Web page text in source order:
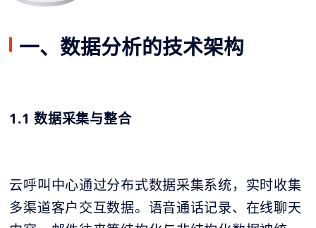
一、数据分析的技术架构
1.1 数据采集与整合
云呼叫中心通过分布式数据采集系统，实时收集
多渠道客户交互数据。语音通话记录、在线聊天